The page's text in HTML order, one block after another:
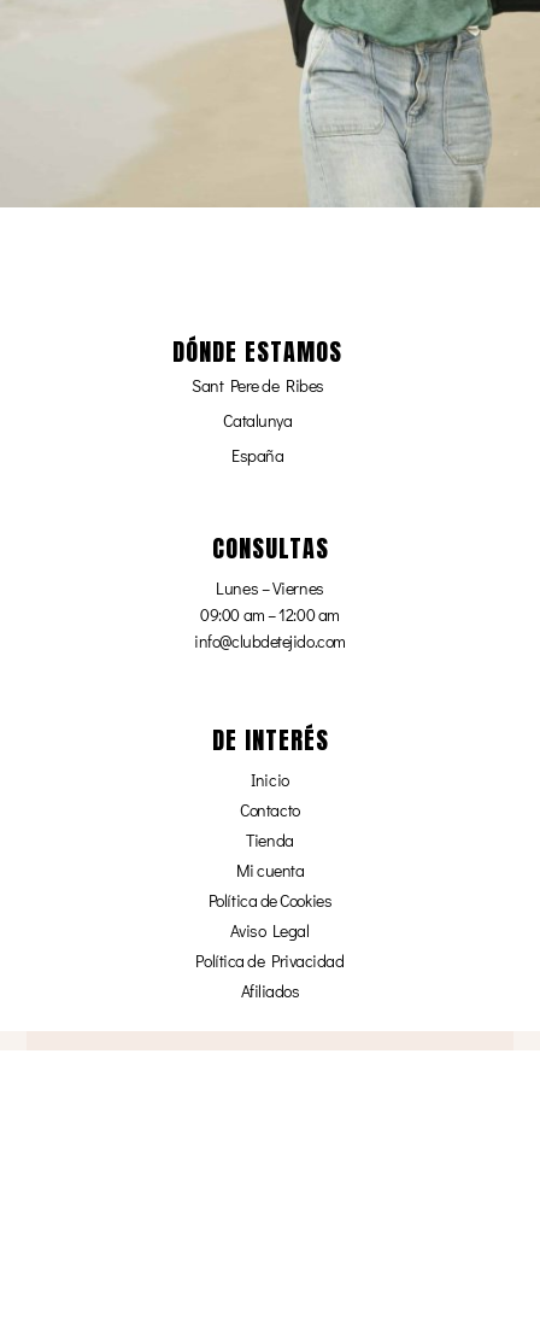
DÓNDE ESTAMOS
Sant Pere de Ribes
Catalunya
España
CONSULTAS
Lunes – Viernes
09:00 am – 12:00 am
info@clubdetejido.com
DE INTERÉS
Inicio
Contacto
Tienda
Mi cuenta
Política de Cookies
Aviso Legal
Política de Privacidad
Afiliados